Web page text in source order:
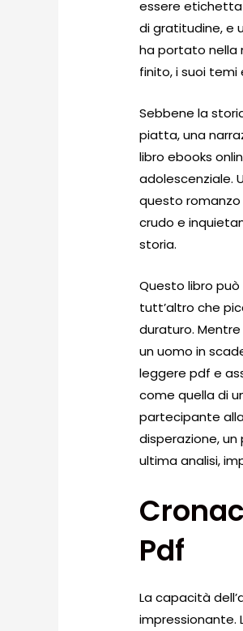
essere
di gratitudine, e
ha portato nella
finito, i suoi
Sebbene la
piatta, una
libro ebooks
adolescenziale.
questo romanzo
crudo e
storia.
Questo libro
tutt’altro che
duraturo.
un uomo in
leggere pdf e
come quella di
partecipante
disperazione,
ultima analisi,
Pdf
La capacità
impressionante.